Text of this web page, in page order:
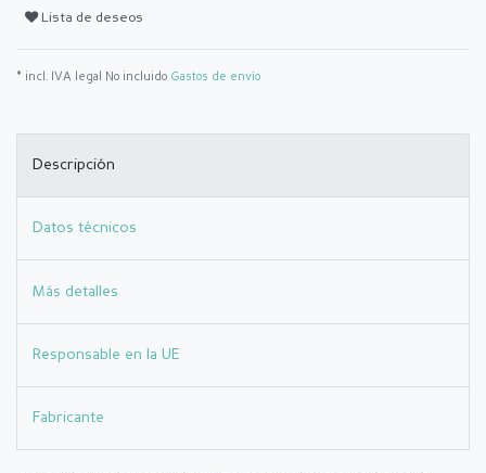
Lista de deseos
* incl. IVA legal No incluido Gastos de envío
Descripción
Datos técnicos
Más detalles
Responsable en la UE
Fabricante